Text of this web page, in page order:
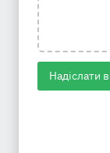
Надіслати